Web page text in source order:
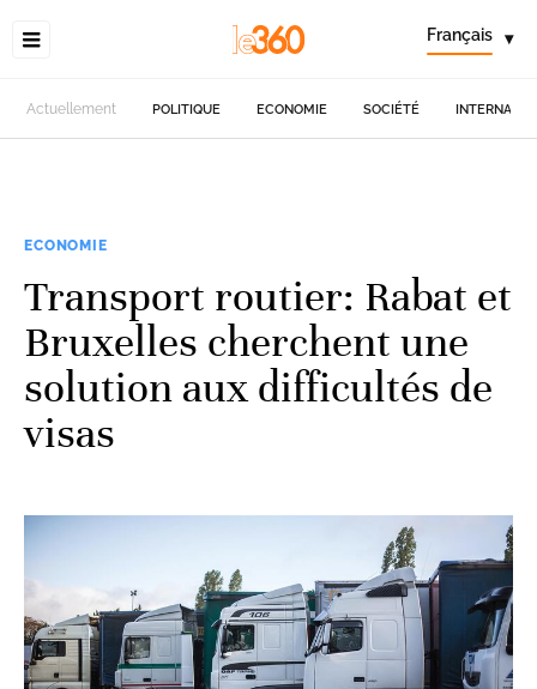
Français ▾
Actuellement POLITIQUE ECONOMIE SOCIÉTÉ
ECONOMIE
Transport routier: Rabat et
Bruxelles cherchent une
solution aux difficultés de
visas